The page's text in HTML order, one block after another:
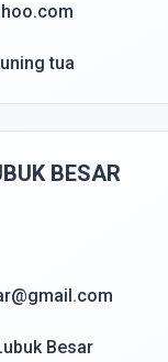
tua
BESAR
Besar